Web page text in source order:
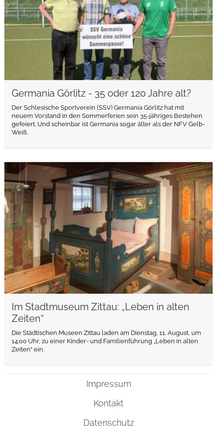
Germania Görlitz - 35 oder 120 Jahre alt?
Der Schlesische Sportverein (SSV) Germania Görlitz hat mit
neuem Vorstand in den Sommerferien sein 35-jähriges Bestehen
gefeiert. Und scheinbar ist Germania sogar älter als der NFV Gelb-
Weiß.
Im Stadtmuseum Zittau: „Leben in alten
Zeiten“
Die Städtischen Museen Zittau laden am Dienstag, 11. August, um
14.00 Uhr, zu einer Kinder- und Familienführung „Leben in alten
Zeiten“ ein.
weiterlesen
Impressum
Kontakt
Datenschutz